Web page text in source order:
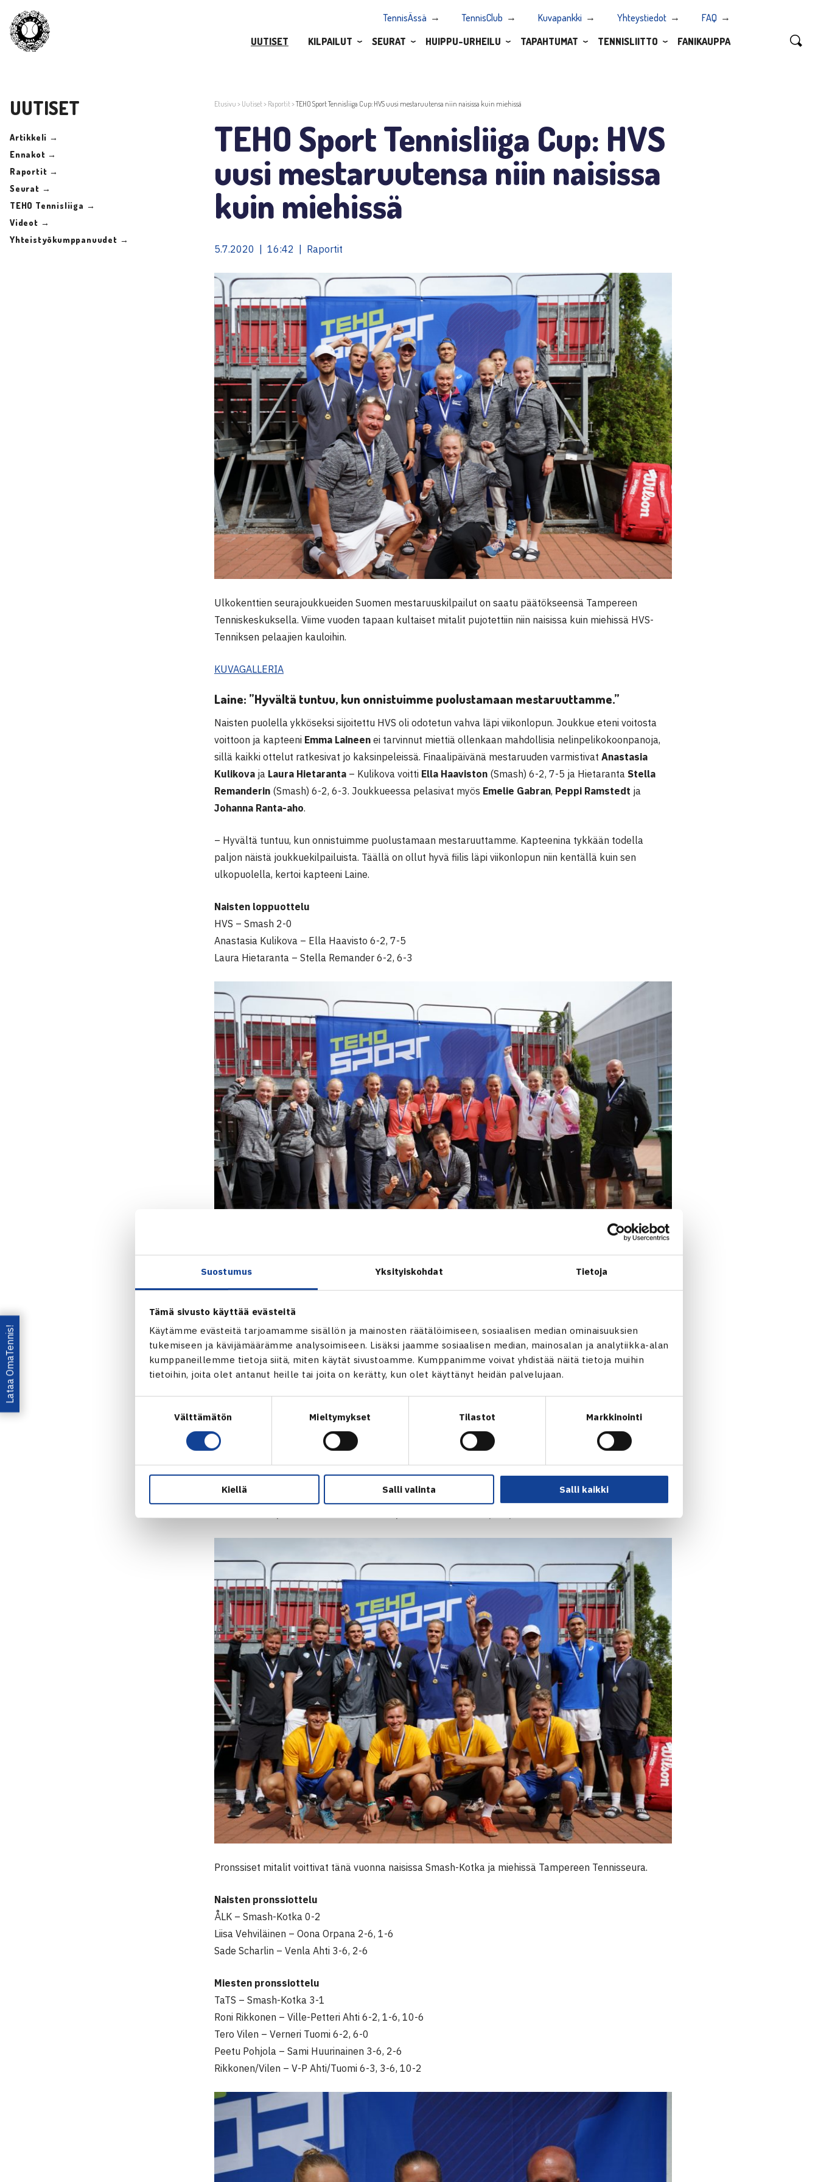
Suostumus Yksityiskohdat Tietoja
Tämä sivusto käyttää evästeitä
Käytämme evästeitä tarjoamamme sisällön ja mainosten räätälöimiseen, sosiaalisen median ominaisuuksien
tukemiseen ja kävijämäärämme analysoimiseen. Lisäksi jaamme sosiaalisen median, mainosalan ja analytiikka-alan
kumppaneillemme tietoja siitä, miten käytät sivustoamme. Kumppanimme voivat yhdistää näitä tietoja muihin
tietoihin, joita olet antanut heille tai joita on kerätty, kun olet käyttänyt heidän palvelujaan.
Välttämätön Mieltymykset Tilastot Markkinointi
Kiellä Salli valinta Salli kaikki
TennisÄssä TennisClub Kuvapankki Yhteystiedot
FAQ
UUTISET
KILPAILUT SEURAT HUIPPU-URHEILU TAPAHTUMAT TENNISLIITTO FANIKAUPPA
UUTISET
Artikkeli →
Ennakot →
Raportit →
Seurat →
TEHO Tennisliiga →
Videot →
Yhteistyökumppanuudet →
Etusivu > Uutiset> Raportit>TEHO Sport Tennisliiga Cup: HVS uusi mestaruutensa niin naisissa kuin miehissä
TEHO Sport Tennisliiga Cup: HVS
uusi mestaruutensa niin naisissa
kuin miehissä
5.7.2020 | 16:42 | Raportit
Ulkokenttien seurajoukkueiden Suomen mestaruuskilpailut on saatu päätökseensä Tampereen
Tenniskeskuksella. Viime vuoden tapaan kultaiset mitalit pujotettiin niin naisissa kuin miehissä HVS-
Tenniksen pelaajien kauloihin.
KUVAGALLERIA
Laine: ”Hyvältä tuntuu, kun onnistuimme puolustamaan mestaruuttamme.”
Naisten puolella ykköseksi sijoitettu HVS oli odotetun vahva läpi viikonlopun. Joukkue eteni voitosta
voittoon ja kapteeni Emma Laineen ei tarvinnut miettiä ollenkaan mahdollisia nelinpelikokoonpanoja,
sillä kaikki ottelut ratkesivat jo kaksinpeleissä. Finaalipäivänä mestaruuden varmistivat Anastasia
Kulikova ja Laura Hietaranta – Kulikova voitti Ella Haaviston (Smash) 6-2, 7-5 ja Hietaranta Stella
Remanderin (Smash) 6-2, 6-3. Joukkueessa pelasivat myös Emelie Gabran, Peppi Ramstedt ja
Johanna Ranta-aho.
– Hyvältä tuntuu, kun onnistuimme puolustamaan mestaruuttamme. Kapteenina tykkään todella
paljon näistä joukkuekilpailuista. Täällä on ollut hyvä fiilis läpi viikonlopun niin kentällä kuin sen
ulkopuolella, kertoi kapteeni Laine.
Naisten loppuottelu
HVS – Smash 2-0
Anastasia Kulikova – Ella Haavisto 6-2, 7-5
Laura Hietaranta – Stella Remander 6-2, 6-3
Miesten loppuottelussa sarjanousija Ducks pyrki jatkamaan uskomatonta liitoaan hallitsevaa mestaria
vastaan. Kaksinpeleissä HVS aloitti erittäin vahvasti, kunOtto VirtanenkukistiRistomatti Lanteen
6-1 jaPatrick Kaukovaltatyylitteli voiton Pyry Hyrkkösestä6-1, 6-0. Kolmospelaajien ottelussa
DucksinSanttu Leskinenpiti joukkueensa vielä pinnalla voitettuaan tiukastiRoni Hietarannan7-5, 5-
7, 10-5. HVS:n päästi mestaruusjuhliinAaro PöllänenjaAleksi Tuukkanen, jotka kukistivat
nelinpelissään Lanne/Saska Huttunen7-5, 6-7, 10-4.
Miesten loppuottelu
HVS – Ducks 3-1
Otto Virtanen – Ristomatti Lanne 6-2, 6-1
Patrick Kaukovalta – Pyry Hyrkkönen 6-1, 6-0
Roni Hietaranta – Santtu Leskinen 5-7, 7-5, 5-10
Pronssiset mitalit voittivat tänä vuonna naisissa Smash-Kotka ja miehissä Tampereen Tennisseura.
Naisten pronssiottelu
ÅLK – Smash-Kotka 0-2
Liisa Vehviläinen – Oona Orpana 2-6, 1-6
Sade Scharlin – Venla Ahti 3-6, 2-6
Miesten pronssiottelu
TaTS – Smash-Kotka 3-1
Roni Rikkonen – Ville-Petteri Ahti 6-2, 1-6, 10-6
Tero Vilen – Verneri Tuomi 6-2, 6-0
Peetu Pohjola – Sami Huurinainen 3-6, 2-6
Rikkonen/Vilen – V-P Ahti/Tuomi 6-3, 3-6, 10-2
Lataa OmaTennis!